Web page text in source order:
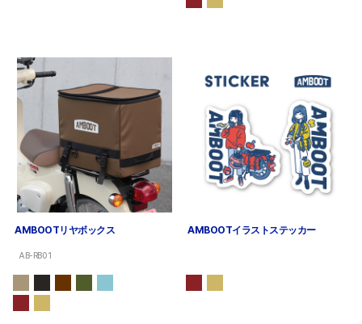
AMBOOTリヤボックス
AB-RB01
AMBOOTイラストステッカー